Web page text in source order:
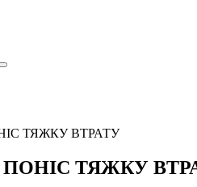
ТЯЖКУ ВТРАТУ
ТЯЖКУ